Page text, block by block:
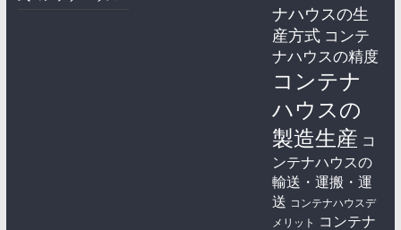
ナハウスの生
産方式 コンテ
ナハウスの精度
コンテナ
ハウスの
製造生産 コ
ンテナハウスの
輸送・運搬・運
送 コンテナハウスデ
メリット コンテナ